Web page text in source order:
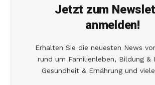
Jetzt zum
anmelden!
Erhalten Sie die neuesten News
rund um Familienleben, Bildung &
Gesundheit & Ernährung und